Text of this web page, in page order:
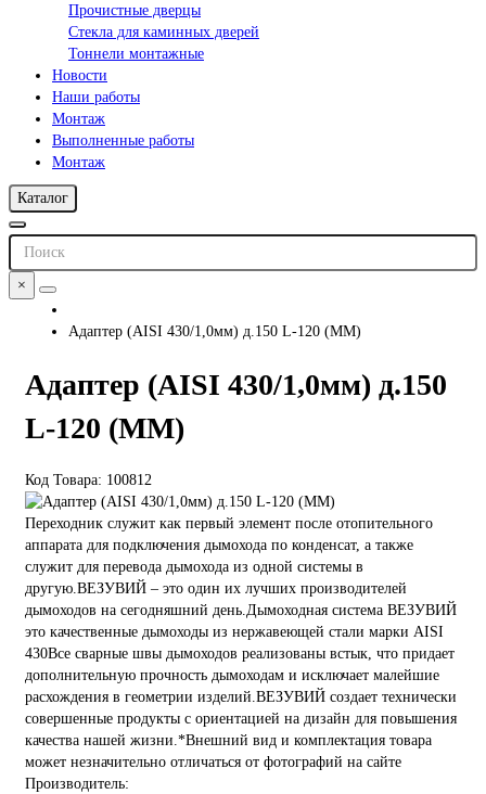
Прочистные дверцы
Стекла для каминных дверей
Тоннели монтажные
Новости
Наши работы
Монтаж
Выполненные работы
Монтаж
Каталог
×
Адаптер (AISI 430/1,0мм) д.150 L-120 (ММ)
Адаптер (AISI 430/1,0мм) д.150
L-120 (ММ)
Код Товара: 100812
Переходник служит как первый элемент после отопительного
аппарата для подключения дымохода по конденсат, а также
служит для перевода дымохода из одной системы в
другую.ВЕЗУВИЙ – это один их лучших производителей
дымоходов на сегодняшний день.Дымоходная система ВЕЗУВИЙ
это качественные дымоходы из нержавеющей стали марки AISI
430Все сварные швы дымоходов реализованы встык, что придает
дополнительную прочность дымоходам и исключает малейшие
расхождения в геометрии изделий.ВЕЗУВИЙ создает технически
совершенные продукты с ориентацией на дизайн для повышения
качества нашей жизни.*Внешний вид и комплектация товара
может незначительно отличаться от фотографий на сайте
Производитель: